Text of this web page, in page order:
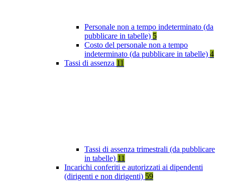
Personale non a tempo indeterminato (da
pubblicare in tabelle) 5
Costo del personale non a tempo
indeterminato (da pubblicare in tabelle) 4
Tassi di assenza 11
Tassi di assenza trimestrali (da pubblicare
in tabelle) 11
Incarichi conferiti e autorizzati ai dipendenti
(dirigenti e non dirigenti) 59